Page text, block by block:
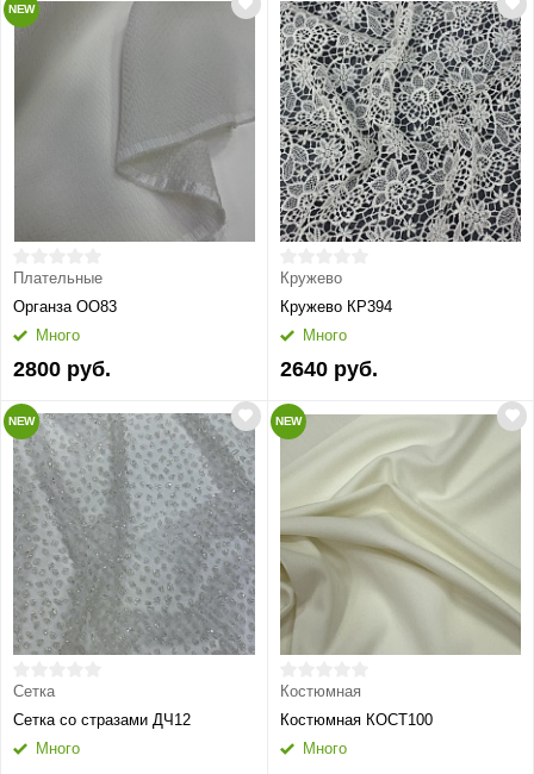
NEW
Плательные
Органза ОО83
Много
2800 руб.
Кружево
Кружево КР394
Много
2640 руб.
NEW
Сетка
Сетка со стразами ДЧ12
Много
NEW
Костюмная
Костюмная КОСТ100
Много